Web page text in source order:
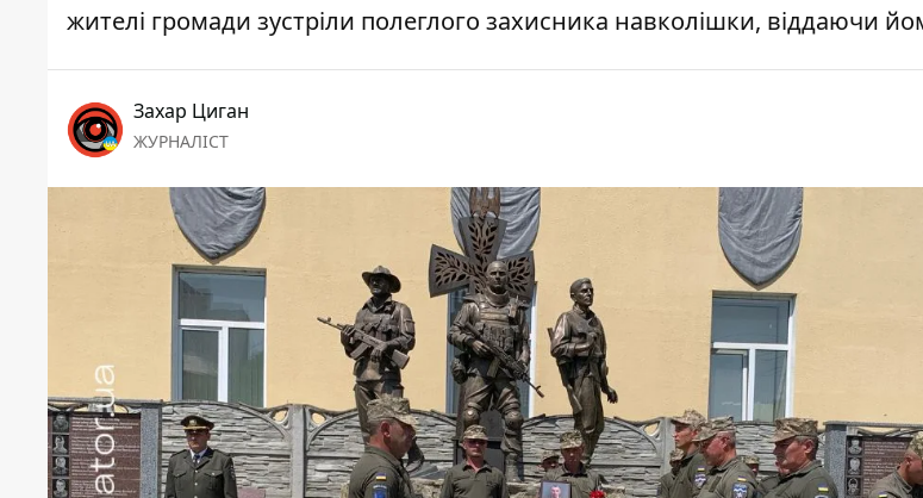
жителі громади зустріли полеглого захисника навколішки, віддаючи
Захар Циган
ЖУРНАЛІСТ